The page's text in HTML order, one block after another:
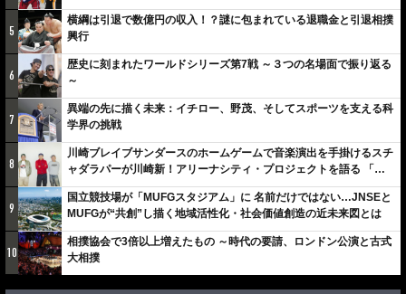
5
横綱は引退で数億円の収入！？謎に包まれている退職金と引退相撲
興行
6
歴史に刻まれたワールドシリーズ第7戦 ～３つの名場面で振り返る
～
7
異端の先に描く未来：イチロー、野茂、そしてスポーツを支える科
学界の挑戦
8
川崎ブレイブサンダースのホームゲームで音楽演出を手掛けるスチ
ャダラパーが川崎新！アリーナシティ・プロジェクトを語る 「楽
しみでしかないでしょ。川崎は、ずっと成長曲線だから」
9
国立競技場が「MUFGスタジアム」に 名前だけではない…JNSEと
MUFGが“共創”し描く地域活性化・社会価値創造の近未来図とは
10
相撲協会で3倍以上増えたもの ～時代の要請、ロンドン公演と古式
大相撲